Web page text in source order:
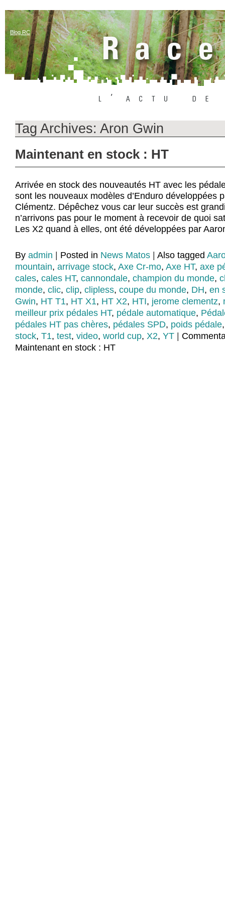
Blog RC
Tag Archives: Aron Gwin
Maintenant en stock : HT
Arrivée en stock des nouveautés HT avec les
sont les nouveaux modèles d’Enduro développées
Clémentz. Dépêchez vous car leur succès est
n’arrivons pas pour le moment à recevoir de quoi
Les X2 quand à elles, ont été développées par
By admin Posted in News Matos Also tagged
mountain, arrivage stock, Axe Cr-mo, Axe HT, axe
cales, cales HT, cannondale, champion du monde,
monde, clic, clip, clipless, coupe du monde, DH, en
Gwin, HT T1, HT X1, HT X2, HTI, jerome clementz,
meilleur prix pédales HT, pédale automatique,
pédales HT pas chères, pédales SPD, poids pédale
stock, T1, test, video, world cup, X2, YT
Maintenant en stock : HT